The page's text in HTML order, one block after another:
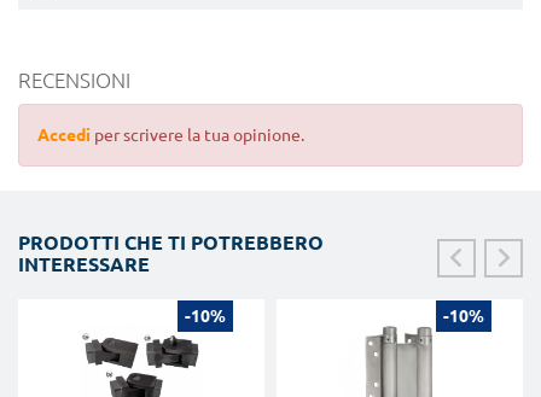
RECENSIONI
Accedi per scrivere la tua opinione.
PRODOTTI CHE TI POTREBBERO
INTERESSARE
-10% -10%